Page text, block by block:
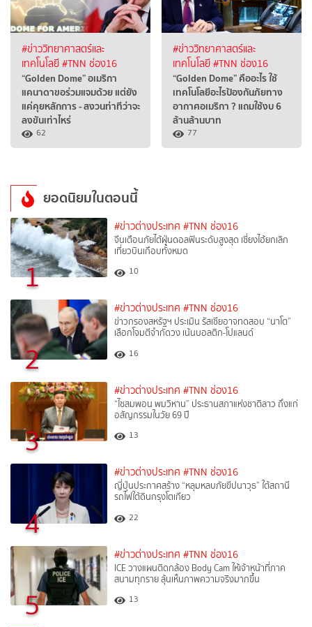
#ข่าววิทยาศาสตร์และ
เทคโนโลยี#TNN ช่อง16
“Golden Dome” อเมริกา
แคนาดาขอร่วมแจมด้วย แต่ยัง
แค่คุยหลักการ - สงวนท่าทีว่าจะ
ลงขันเท่าไหร่
62
#ข่าววิทยาศาสตร์และ
เทคโนโลยี#TNN ช่อง16
“Golden Dome” คืออะไร ใช้
เทคโนโลยีอะไรป้องกันภัยทาง
อากาศอเมริกา ? แถมใช้งบ 6
ล้านล้านบาท
77
ยอดนิยมในตอนนี้
1
#ข่าวต่างประเทศ #TNN ช่อง16
จีนเตือนภัยไต้ฝุ่นดอลฟินระดับสูงสุด เซี่ยงไฮ้ยกเลิก
เที่ยวบินเกือบทั้งหมด
10
2
#ข่าวต่างประเทศ #TNN ช่อง16
ข่าวกรองสหรัฐฯ ประเมิน รัสเซียอาจทดสอบ “นาโต”
เลือกโจมตีจำกัดวง เน้นบอลติก-โปแลนด์
16
3
#ข่าวต่างประเทศ #TNN ช่อง16
“ไซสมพอน พมวิหาน” ประธานสภาแห่งชาติลาว ถึงแก่
อสัญกรรมในวัย 69 ปี
13
4
#ข่าวต่างประเทศ #TNN ช่อง16
ญี่ปุ่นประกาศสร้าง “หลุมหลบภัยขีปนาวุธ” ใต้สถานี
รถไฟใต้ดินกรุงโตเกียว
22
5
#ข่าวต่างประเทศ #TNN ช่อง16
ICE วางแผนติดกล้อง Body Cam ให้เจ้าหน้าที่ภาค
สนามทุกราย ลุ้นเห็นภาพความจริงมากขึ้น
13